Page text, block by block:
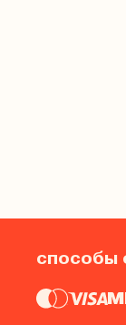
способы